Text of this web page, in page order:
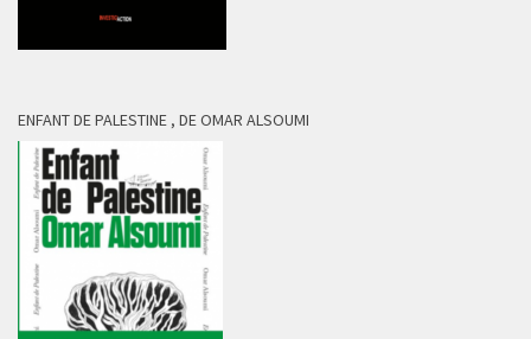
ENFANT DE PALESTINE , DE OMAR ALSOUMI